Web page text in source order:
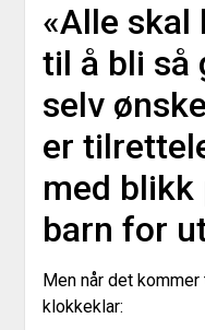
«Alle
til å bli så
selv
er
med
barn for
Men når det
klokkeklar: